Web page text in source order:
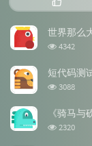
门
文
章
世界那么
浏
次
数:
4342
短代码测
浏
次
数:
3088
《骑马与
浏
2320